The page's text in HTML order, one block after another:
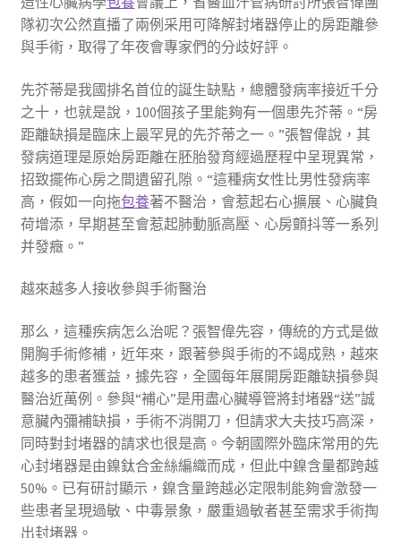
隊初次公然直播了兩例采用可降解封堵器停止的房距離參
與手術，取得了年夜會專家們的分歧好評。
先芥蒂是我國排名首位的誕生缺點，總體發病率接近千分
之十，也就是說，100個孩子里能夠有一個患先芥蒂。“房
距離缺損是臨床上最罕見的先芥蒂之一。”張智偉說，其
發病道理是原始房距離在胚胎發育經過歷程中呈現異常，
招致擺佈心房之間遺留孔隙。“這種病女性比男性發病率
高，假如一向拖包養著不醫治，會惹起右心擴展、心臟負
荷增添，早期甚至會惹起肺動脈高壓、心房顫抖等一系列
并發癥。”
越來越多人接收參與手術醫治
那么，這種疾病怎么治呢？張智偉先容，傳統的方式是做
開胸手術修補，近年來，跟著參與手術的不竭成熟，越來
越多的患者獲益，據先容，全國每年展開房距離缺損參與
醫治近萬例。參與“補心”是用盡心臟導管將封堵器“送”誠
意臟內彌補缺損，手術不消開刀，但請求大夫技巧高深，
同時對封堵器的請求也很是高。今朝國際外臨床常用的先
心封堵器是由鎳鈦合金絲編織而成，但此中鎳含量都跨越
50%。已有研討顯示，鎳含量跨越必定限制能夠會激發一
些患者呈現過敏、中毒景象，嚴重過敏者甚至需求手術掏
出封堵器。